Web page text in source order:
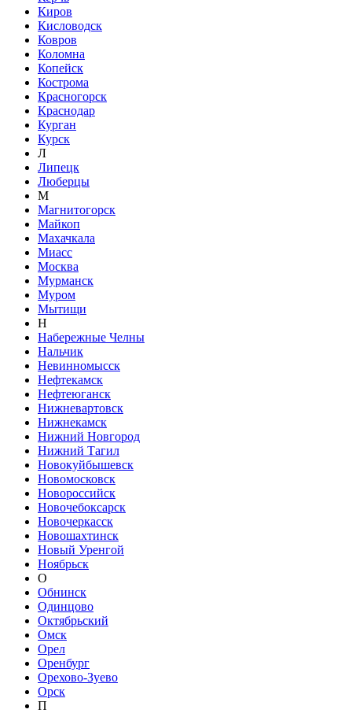
Киров
Кисловодск
Ковров
Коломна
Копейск
Кострома
Красногорск
Краснодар
Курган
Курск
Л
Липецк
Люберцы
М
Магнитогорск
Майкоп
Махачкала
Миасс
Москва
Мурманск
Муром
Мытищи
Н
Набережные Челны
Нальчик
Невинномысск
Нефтекамск
Нефтеюганск
Нижневартовск
Нижнекамск
Нижний Новгород
Нижний Тагил
Новокуйбышевск
Новомосковск
Новороссийск
Новочебоксарск
Новочеркасск
Новошахтинск
Новый Уренгой
Ноябрьск
О
Обнинск
Одинцово
Октябрьский
Омск
Орел
Оренбург
Орехово-Зуево
Орск
П